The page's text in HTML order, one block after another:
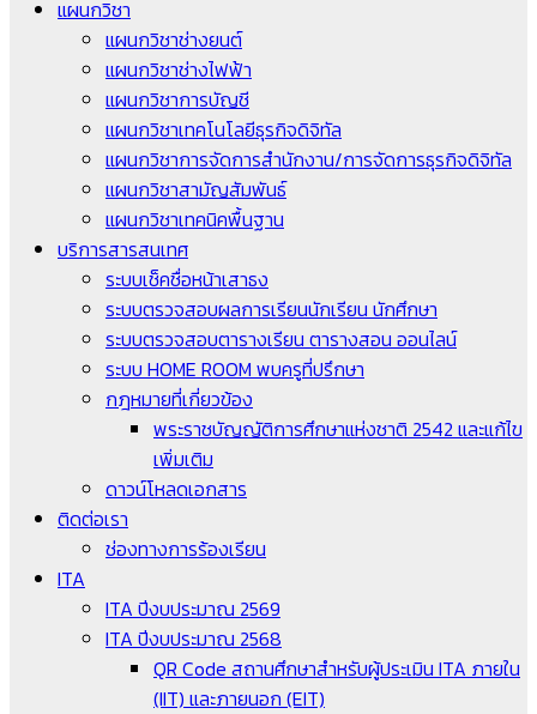
แผนกวิชา
แผนกวิชาช่างยนต์
แผนกวิชาช่างไฟฟ้า
แผนกวิชาการบัญชี
แผนกวิชาเทคโนโลยีธุรกิจดิจิทัล
แผนกวิชาการจัดการสำนักงาน/การจัดการธุรกิจดิจิทัล
แผนกวิชาสามัญสัมพันธ์
แผนกวิชาเทคนิคพื้นฐาน
บริการสารสนเทศ
ระบบเช็คชื่อหน้าเสาธง
ระบบตรวจสอบผลการเรียนนักเรียน นักศึกษา
ระบบตรวจสอบตารางเรียน ตารางสอน ออนไลน์
ระบบ HOME ROOM พบครูที่ปรึกษา
กฎหมายที่เกี่ยวข้อง
พระราชบัญญัติการศึกษาแห่งชาติ 2542 และแก้ไข
เพิ่มเติม
ดาวน์โหลดเอกสาร
ติดต่อเรา
ช่องทางการร้องเรียน
ITA
ITA ปีงบประมาณ 2569
ITA ปีงบประมาณ 2568
QR Code สถานศึกษาสำหรับผู้ประเมิน ITA ภายใน
(IIT) และภายนอก (EIT)